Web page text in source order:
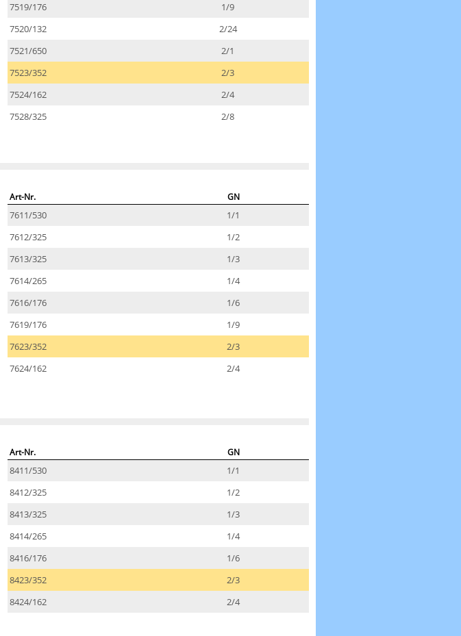
7519/176
1/9
7520/132
2/24
7521/650
2/1
7523/352
2/3
7524/162
2/4
7528/325
2/8
Art-Nr. GN
7611/530
1/1
7612/325
1/2
7613/325
1/3
7614/265
1/4
7616/176
1/6
7619/176
1/9
7623/352
2/3
7624/162
2/4
Art-Nr. GN
8411/530
1/1
8412/325
1/2
8413/325
1/3
8414/265
1/4
8416/176
1/6
8423/352
2/3
8424/162
2/4